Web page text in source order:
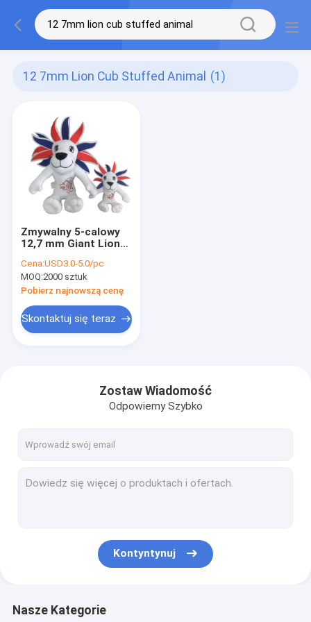
12 7mm Lion Cub Stuffed Animal (1)
Zmywalny 5-calowy
12,7 mm Giant Lion
zwierzę PP Bawełna
w środku
Cena:USD3.0-5.0/pc
MOQ:2000 sztuk
Pobierz najnowszą cenę
Skontaktuj się teraz
Zostaw Wiadomość
Odpowiemy Szybko
Kontyntynuj
Nasze Kategorie